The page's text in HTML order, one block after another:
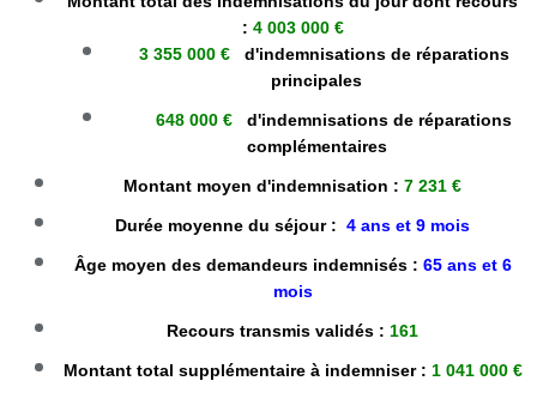
: 4 003 000 €
3 355 000 €d'indemnisations de réparations
principales
648 000 €
d'indemnisations de réparations
complémentaires
Montant moyen d'indemnisation : 7 231 €
Durée moyenne du séjour : 4 ans et 9 mois
Âge moyen des demandeurs indemnisés : 65 ans et 6
mois
Recours transmis validés : 161
Montant total supplémentaire à indemniser : 1 041 000 €